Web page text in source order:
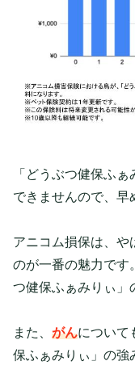
「どうぶつ健保ふ
できませんので、早
アニコム損保は、や
のが一番の魅力です
つ健保ふぁみりぃ」
また、 がんについて
保ふぁみりぃ」の強